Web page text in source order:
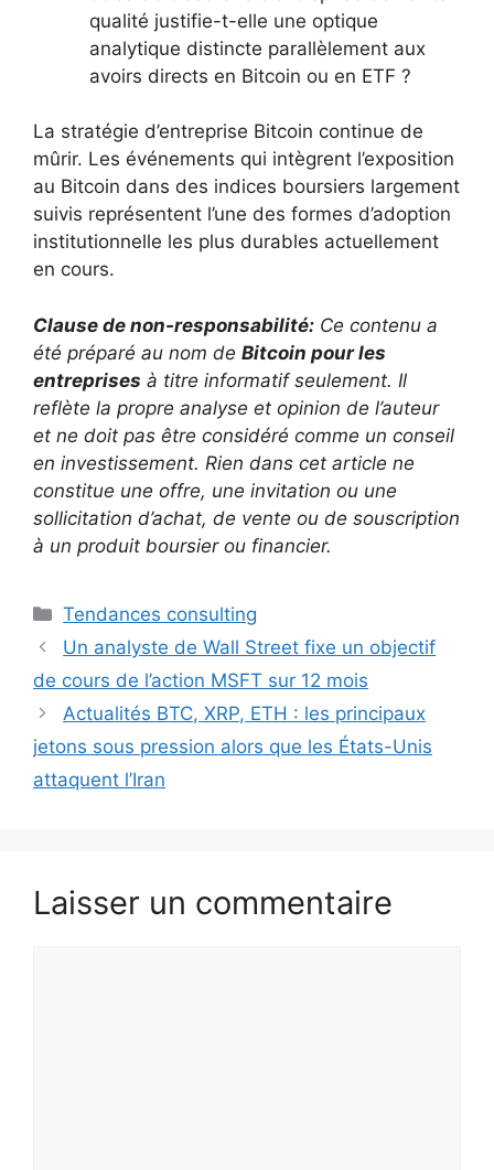
qualité justifie-t-elle une optique
analytique distincte parallèlement aux
avoirs directs en Bitcoin ou en ETF ?
La stratégie d’entreprise Bitcoin continue de
mûrir. Les événements qui intègrent l’exposition
au Bitcoin dans des indices boursiers largement
suivis représentent l’une des formes d’adoption
institutionnelle les plus durables actuellement
en cours.
Clause de non-responsabilité: Ce contenu a
été préparé au nom de Bitcoin pour les
entreprises à titre informatif seulement. Il
reflète la propre analyse et opinion de l’auteur
et ne doit pas être considéré comme un conseil
en investissement. Rien dans cet article ne
constitue une offre, une invitation ou une
sollicitation d’achat, de vente ou de souscription
à un produit boursier ou financier.
Catégories
Tendances consulting
Un analyste de Wall Street fixe un objectif
de cours de l’action MSFT sur 12 mois
Actualités BTC, XRP, ETH : les principaux
jetons sous pression alors que les États-Unis
attaquent l’Iran
Laisser un commentaire